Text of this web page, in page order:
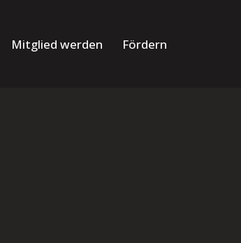
Mitglied werden Fördern